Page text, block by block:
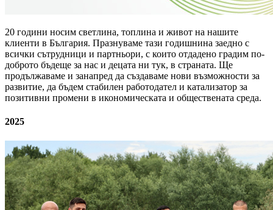
20 години носим светлина, топлина и живот на нашите
клиенти в България. Празнуваме тази годишнина заедно с
всички сътрудници и партньори, с които отдадено градим по-
доброто бъдеще за нас и децата ни тук, в страната. Ще
продължаваме и занапред да създаваме нови възможности за
развитие, да бъдем стабилен работодател и катализатор за
позитивни промени в икономическата и обществената среда.
2025